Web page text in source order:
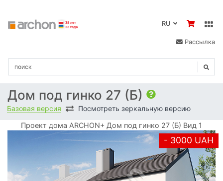
Рассылка
Дом под гинко 27 (Б)
Базовая версия Посмотреть зеркальную версию
Проект дома ARCHON+ Дом под гинко 27 (Б) Вид 1
- 3000 UAH